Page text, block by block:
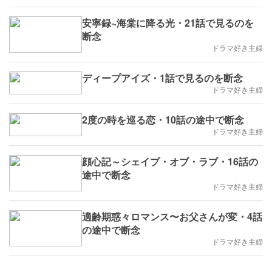
安寧録~海棠に降る光・21話で見るのを
断念
ドラマ好き主婦
ディープアイズ・1話で見るのを断念
ドラマ好き主婦
2度の時を巡る恋・10話の途中で断念
ドラマ好き主婦
顔心記～シェイプ・オブ・ラブ・16話の
途中で断念
ドラマ好き主婦
適齢期惑々ロマンス〜お父さんが変・4話
の途中で断念
ドラマ好き主婦